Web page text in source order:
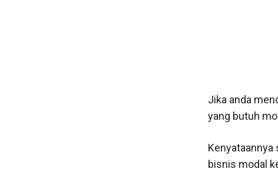
Jika anda
yang butuh
bisnis modal